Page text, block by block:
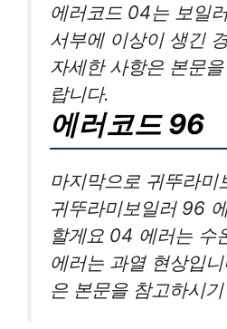
에러코드 04는 보일
서부에 이상이 생긴
자세한 사항은 본문
랍니다.
에러코드 96
마지막으로 귀뚜라
귀뚜라미보일러 96
할게요 04 에러는 수
에러는 과열 현상입
은 본문을 참고하시